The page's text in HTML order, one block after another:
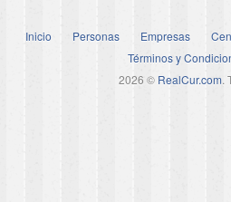
Inicio Personas Empresas
Términos y
2026 © RealCur.com.